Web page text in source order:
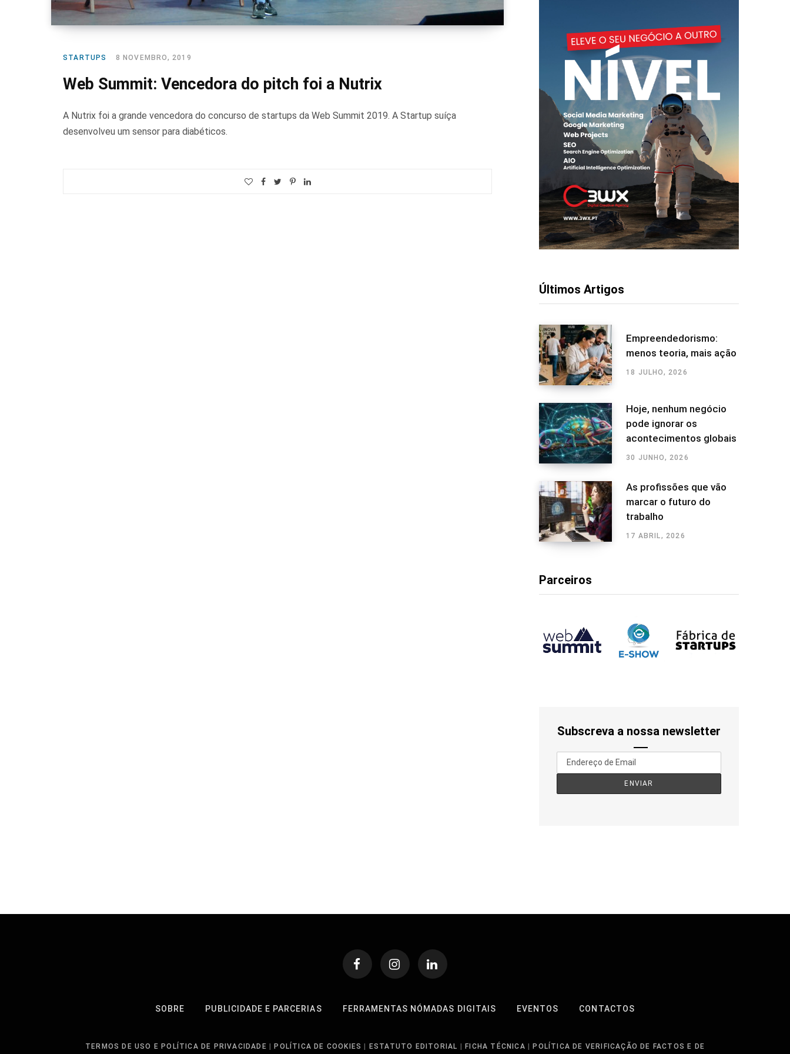
STARTUPS 8 NOVEMBRO, 2019
Web Summit: Vencedora do pitch foi a Nutrix
A Nutrix foi a grande vencedora do concurso de startups da Web Summit 2019. A Startup suíça
desenvolveu um sensor para diabéticos.
Últimos Artigos
Empreendedorismo:
menos teoria, mais ação
18 JULHO, 2026
Hoje, nenhum negócio
pode ignorar os
acontecimentos globais
30 JUNHO, 2026
As profissões que vão
marcar o futuro do
trabalho
17 ABRIL, 2026
Parceiros
Subscreva a nossa newsletter
SOBRE PUBLICIDADE E PARCERIAS FERRAMENTAS NÓMADAS DIGITAIS EVENTOS CONTACTOS
TERMOS DE USO E POLÍTICA DE PRIVACIDADE POLÍTICA DE COOKIES ESTATUTO EDITORIAL FICHA TÉCNICA POLÍTICA DE VERIFICAÇÃO DE FACTOS E DE